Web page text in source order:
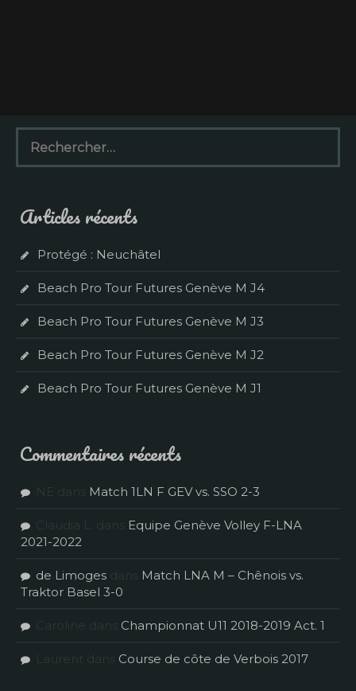
c
e
Articles récents
Protégé : Neuchâtel
Beach Pro Tour Futures Genève M J4
Beach Pro Tour Futures Genève M J3
Beach Pro Tour Futures Genève M J2
Beach Pro Tour Futures Genève M J1
Commentaires récents
NE dans Match 1LN F GEV vs. SSO 2-3
Claudia L. dans Equipe Genève Volley F-LNA
2021-2022
de Limoges dans Match LNA M – Chênois vs.
Traktor Basel 3-0
Caroline dans Championnat U11 2018-2019 Act. 1
Laurent dans Course de côte de Verbois 2017